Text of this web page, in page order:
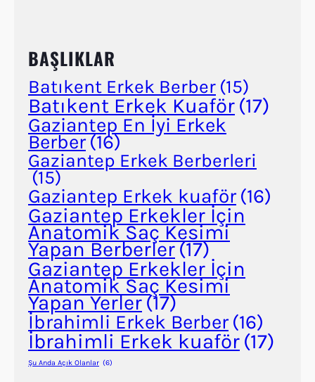
BAŞLIKLAR
Batıkent Erkek Berber (15)
Batıkent Erkek Kuaför (17)
Gaziantep En İyi Erkek
Berber(16)
Gaziantep Erkek Berberleri
(15)
Gaziantep Erkek kuaför (16)
Gaziantep Erkekler İçin
Anatomik Saç Kesimi
Yapan Berberler(17)
Gaziantep Erkekler İçin
Anatomik Saç Kesimi
Yapan Yerler(17)
İbrahimli Erkek Berber (16)
İbrahimli Erkek kuaför (17)
Şu Anda Açık Olanlar (6)